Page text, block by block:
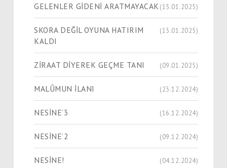
GELENLER GİDENİ ARATMAYACAK (15.01.2025)
SKORA DEĞİL OYUNA HATIRIM
KALDI
(13.01.2025)
ZİRAAT DİYEREK GEÇME TANI (09.01.2025)
MALÛMUN İLANI (23.12.2024)
NESİNE’3 (16.12.2024)
NESİNE’2 (09.12.2024)
NESİNE! (04.12.2024)